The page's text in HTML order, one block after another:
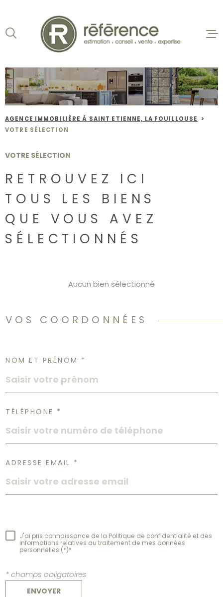
la
recherche
menu
principal
contenu
ACCUEIL
VENTES
BIENS
AGENCE IMMOBILIÈRE À SAINT ETIENNE, LA FOUILLOUSE
VOTRE SÉLECTION
VOTRE SÉLECTION
RETROUVEZ ICI
TOUS LES BIENS
QUE VOUS AVEZ
SÉLECTIONNÉS
Aucun bien sélectionné
VOS COORDONNÉES
NOM ET PRÉNOM *
TÉLÉPHONE *
ADRESSE EMAIL *
J'ai pris connaissance de la Politique de confidentialité et des
informations relatives au traitement de mes données
personnelles (*)*
* champs obligatoires
ENVOYER